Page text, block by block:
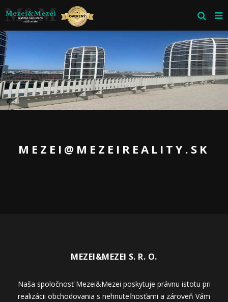
MEZEI@MEZEIREALITY.SK
MEZEI&MEZEI S. R. O.
Naša spoločnosť Mezei&Mezei poskytuje právnu istotu pri
realizácii obchodovania s nehnuteľnosťami a zároveň Vám